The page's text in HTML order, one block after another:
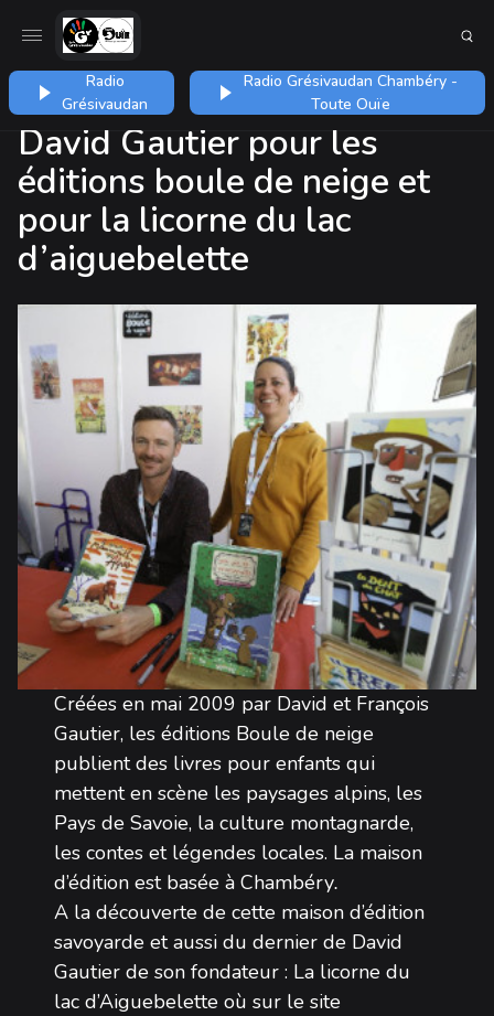
Radio
Grésivaudan
Radio Grésivaudan Chambéry -
Toute Ouïe
David Gautier pour les
éditions boule de neige et
pour la licorne du lac
d’aiguebelette
Créées en mai 2009 par David et François
Gautier, les éditions Boule de neige
publient des livres pour enfants qui
mettent en scène les paysages alpins, les
Pays de Savoie, la culture montagnarde,
les contes et légendes locales. La maison
d’édition est basée à Chambéry.
A la découverte de cette maison d’édition
savoyarde et aussi du dernier de David
Gautier de son fondateur : La licorne du
lac d’Aiguebelette où sur le site